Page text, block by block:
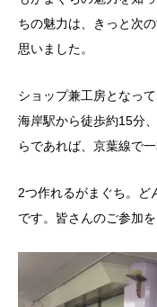
ちの魅力は、きっと次
思いました。
ショップ兼工房となっ
海岸駅から徒歩約15分
らであれば、京葉線で
2つ作れるがまぐち。ど
です。皆さんのご参加